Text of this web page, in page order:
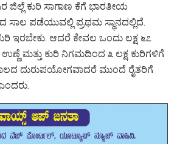
ಜಿಲ್ಲೆ ಕುರಿ ಸಾಗಾಣ ಕೆಗೆ ಭಾರತೀಯ
ಸಾಲ ಪಡೆಯುವಲ್ಲಿ ಪ್ರಥಮ ಸ್ಥಾನದಲ್ಲಿದೆ.
ಇರಬೇಕು. ಆದರೆ ಕೇವಲ ಒಂದು ಲಕ್ಷ ೬೭
ಮತ್ತು ಕುರಿ ನಿಗಮದಿಂದ ೩ ಲಕ್ಷ ಕುರಿಗಳಿಗೆ
ದುರುಪಯೋಗವಾದರೆ ಮುಂದೆ ರೈತರಿಗೆ